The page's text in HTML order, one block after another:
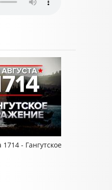
1714 - Гангутское